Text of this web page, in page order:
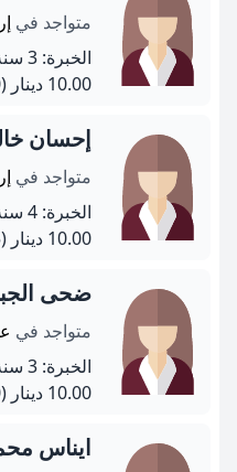
متواجد في
الخبرة: 3 سنة
10.00 دينار
(60 دقيقة)
إحسان
متواجد في
الخبرة: 4 سنة
10.00 دينار
(45 دقيقة)
ضحى
متواجد في
الخبرة: 3 سنة
10.00 دينار
(60 دقيقة)
ايناس